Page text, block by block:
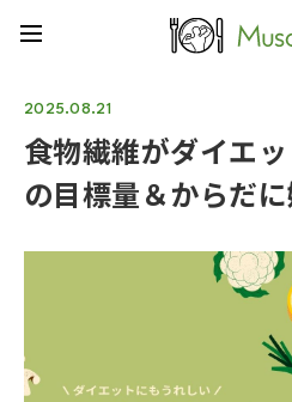
2025.08.21
食物繊維がダイエ
の目標量＆からだ